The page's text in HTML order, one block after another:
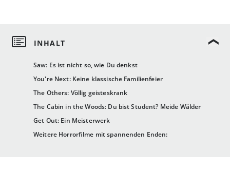
Saw: Es ist nicht so, wie Du denkst
You're Next: Keine klassische Familienfeier
The Others: Völlig geisteskrank
The Cabin in the Woods: Du bist Student? Meide Wälder
Get Out: Ein Meisterwerk
Weitere Horrorfilme mit spannenden Enden: